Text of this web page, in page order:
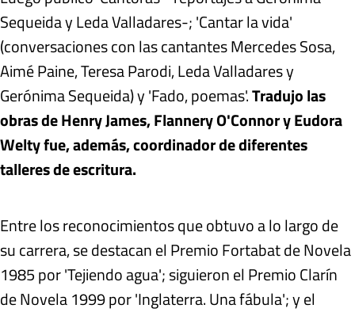
Sequeida y Leda Valladares-; 'Cantar la vida'
(conversaciones con las cantantes Mercedes Sosa,
Aimé Paine, Teresa Parodi, Leda Valladares y
Gerónima Sequeida) y 'Fado, poemas'.Tradujo las
obras de Henry James, Flannery O'Connor y Eudora
Welty fue, además, coordinador de diferentes
talleres de escritura.
Entre los reconocimientos que obtuvo a lo largo de
su carrera, se destacan el Premio Fortabat de Novela
1985 por 'Tejiendo agua'; siguieron el Premio Clarín
de Novela 1999 por 'Inglaterra. Una fábula'; y el